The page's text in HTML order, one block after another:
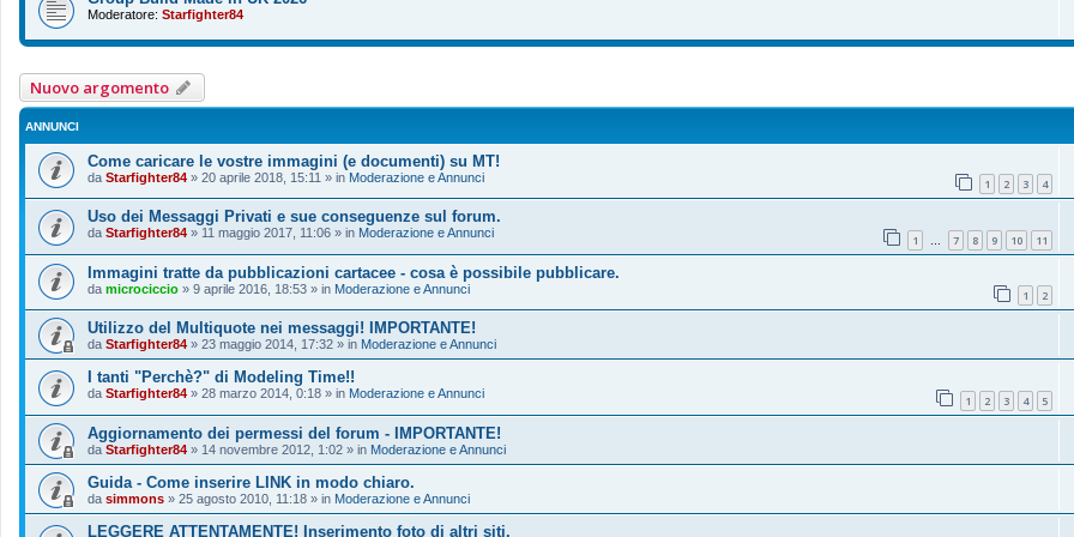
Moderatore: Starfighter84
Nuovo argomento
ANNUNCI
Come caricare le vostre immagini (e documenti) su MT!
da Starfighter84 » 20 aprile 2018, 15:11 » in Moderazione e Annunci 1 2 3 4
Uso dei Messaggi Privati e sue conseguenze sul forum.
da Starfighter84 » 11 maggio 2017, 11:06 » in Moderazione e Annunci 1 … 7 8 9 10 11
Immagini tratte da pubblicazioni cartacee - cosa è possibile pubblicare.
da microciccio » 9 aprile 2016, 18:53 » in Moderazione e Annunci 1 2
Utilizzo del Multiquote nei messaggi! IMPORTANTE!
da Starfighter84 » 23 maggio 2014, 17:32 » in Moderazione e Annunci
I tanti "Perchè?" di Modeling Time!!
da Starfighter84 » 28 marzo 2014, 0:18 » in Moderazione e Annunci 1 2 3 4 5
Aggiornamento dei permessi del forum - IMPORTANTE!
da Starfighter84 » 14 novembre 2012, 1:02 » in Moderazione e Annunci
Guida - Come inserire LINK in modo chiaro.
da simmons » 25 agosto 2010, 11:18 » in Moderazione e Annunci
LEGGERE ATTENTAMENTE! Inserimento foto di altri siti.